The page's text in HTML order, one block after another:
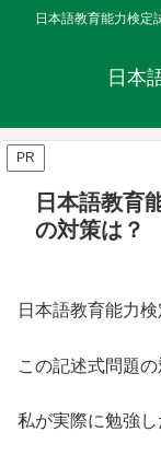
日本語教育能力検定
日本
PR
日本語教育
の対策は？
日本語教育能力
この記述式問題
私が実際に勉強し